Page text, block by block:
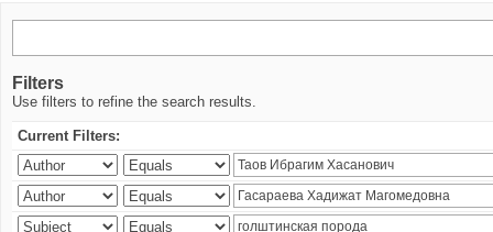
Filters
Use filters to refine the search results.
Current Filters: